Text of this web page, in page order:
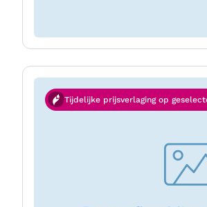
Tijdelijke prijsverlaging op